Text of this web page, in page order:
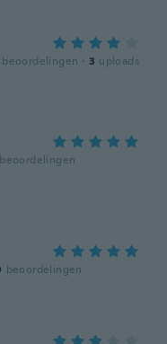
beoordelingen · 3 uploads
beoordelingen
beoordelingen